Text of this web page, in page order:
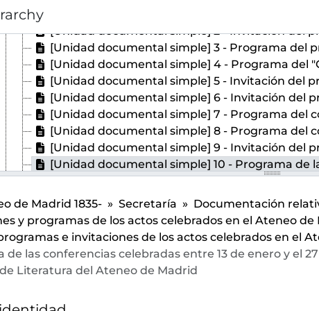
[Unidad documental simple] 1 - Invitación del presidente del Ateneo de Madrid para la conferencia "El mito de la
[Unidad documental simple] 2 - Invitación del presidente del Ateneo de Madrid para la
[Unidad documental simple] 3 - Programa del primer ciclo del curso de conferencias 1959-1960 "La música dodecafónica estilo y
[Unidad documental simple] 4 - Programa del "Ciclo musical de homenaje a Isaac Albéniz (1860-1909)" ofrecido por
[Unidad documental simple] 5 - Invitación del presidente del Ateneo de Madrid para la conferencia "Cultura e historia
[Unidad documental simple] 6 - Invitación del presidente del Ateneo de Madrid para la
[Unidad documental simple] 7 - Programa del concierto ofrecido por el Cuarteto Clásico de
[Unidad documental simple] 8 - Programa del concierto ofrecido por Conchita
[Unidad documental simple] 9 - Invitación del presidente del Ateneo de Madrid para la
[Unidad documental simple] 10 - Programa de las conferencias celebradas entre 13 de enero y
[Unidad documental simple] 11 - Invitación del presidente del Ateneo de Madrid para la conferencia "Función social de la poesía y poesía
[Unidad documental simple] 12 - Programa del concierto ofrecido por Conchita
[Unidad documental simple] 13 - Programa e invitación del presidente del Ateneo de Madrid para el
[Unidad documental simple] 14 - Invitación del presidente del Ateneo de Madrid para la conferencia "Función de la poesía y poesía
[Unidad documental simple] 15 - Invitación del presidente del Ateneo de Madrid para la conferencia "Función de la poesía y poesía
[Unidad documental simple] 16 - Programa del concierto ofrecido por el Quinteto de Viento de
[Unidad documental simple] 18 - Programa del concierto ofrecido por la Orquesta Sinfónica
de Madrid 1835- Secretaría
Documentación
y programas de los actos celebrados en el Ateneo de
e invitaciones de los actos celebrados en el
de las conferencias celebradas entre 13 de enero y el
Literatura del Ateneo de Madrid